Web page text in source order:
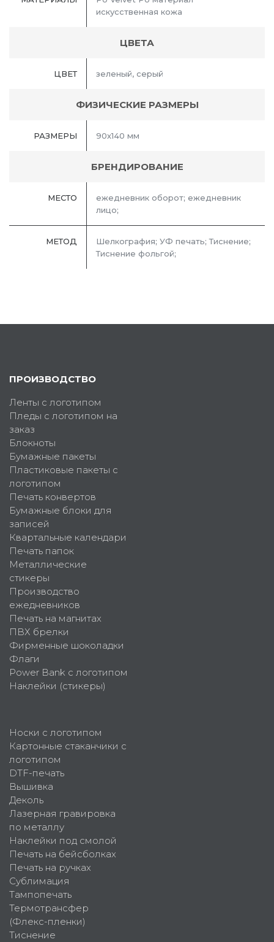
искусственная кожа
ЦВЕТА
ЦВЕТ зеленый, серый
ФИЗИЧЕСКИЕ РАЗМЕРЫ
РАЗМЕРЫ 90х140 мм
БРЕНДИРОВАНИЕ
МЕСТО
ежедневник оборот; ежедневник
лицо;
МЕТОД
Шелкография; УФ печать; Тиснение;
Тиснение фольгой;
ПРОИЗВОДСТВО
Ленты с логотипом
Пледы с логотипом на
заказ
Блокноты
Бумажные пакеты
Пластиковые пакеты с
логотипом
Печать конвертов
Бумажные блоки для
записей
Квартальные календари
Печать папок
Металлические
стикеры
Производство
ежедневников
Печать на магнитах
ПВХ брелки
Фирменные шоколадки
Флаги
Power Bank с логотипом
Наклейки (стикеры)
Носки с логотипом
Картонные стаканчики с
логотипом
DTF-печать
Вышивка
Деколь
Лазерная гравировка
по металлу
Наклейки под смолой
Печать на бейсболках
Печать на ручках
Сублимация
Тампопечать
Термотрансфер
(Флекс-пленки)
Тиснение